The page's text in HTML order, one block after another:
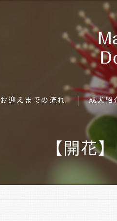
お迎えまでの流れ 成犬紹
【開花